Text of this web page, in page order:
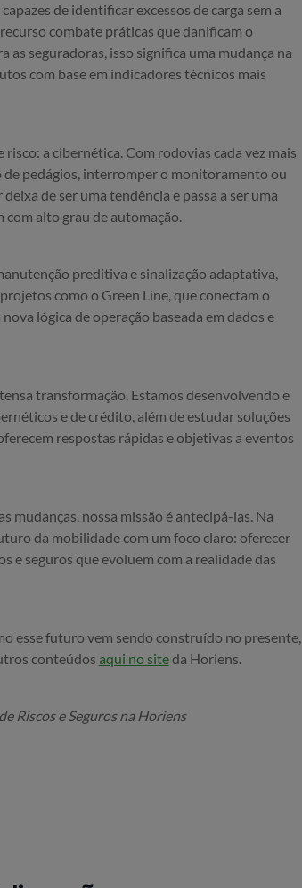
de identificar excessos de carga sem a
combate práticas que danificam o
seguradoras, isso significa uma mudança na
com base em indicadores técnicos mais
a cibernética. Com rodovias cada vez mais
de pedágios, interromper o monitoramento ou
de ser uma tendência e passa a ser uma
com alto grau de automação.
preditiva e sinalização adaptativa,
como o Green Line, que conectam o
lógica de operação baseada em dados e
transformação. Estamos desenvolvendo e
e de crédito, além de estudar soluções
respostas rápidas e objetivas a eventos
mudanças, nossa missão é antecipá-las. Na
da mobilidade com um foco claro: oferecer
e seguros que evoluem com a realidade das
esse futuro vem sendo construído no presente,
conteúdos aqui no siteda Horiens.
Riscos e Seguros na Horiens